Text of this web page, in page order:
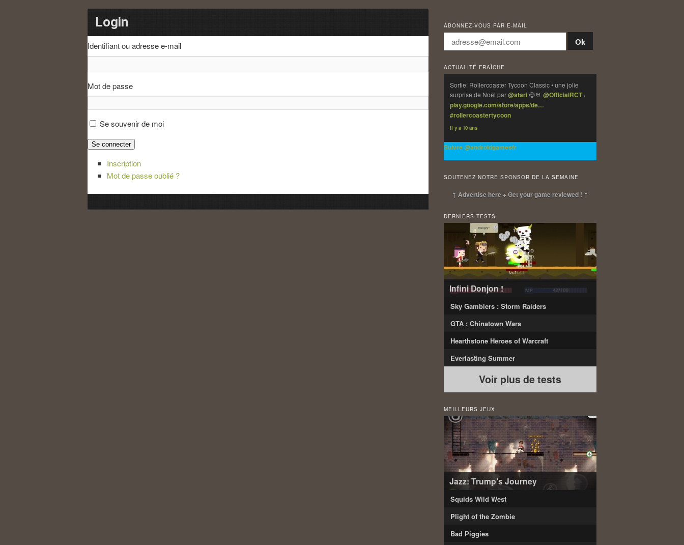
Login
Identifiant ou adresse e-mail
Mot de passe
Se souvenir de moi
Se connecter
Inscription
Mot de passe oublié ?
ABONNEZ-VOUS PAR E-MAIL
ACTUALITÉ FRAÎCHE
Sortie: Rollercoaster Tycoon Classic • une jolie
surprise de Noël par@atari 😊🤘 @OfficialRCT ›
play.google.com/store/apps/de…
#rollercoastertycoon
Il y a 10 ans
Suivre @androidgamesfr
SOUTENEZ NOTRE SPONSOR DE LA SEMAINE
↑ Advertise here + Get your game reviewed ! ↑
DERNIERS TESTS
Infini Donjon !
Sky Gamblers : Storm Raiders
GTA : Chinatown Wars
Hearthstone Heroes of Warcraft
Everlasting Summer
Voir plus de tests
MEILLEURS JEUX
Jazz: Trump’s Journey
Squids Wild West
Plight of the Zombie
Bad Piggies